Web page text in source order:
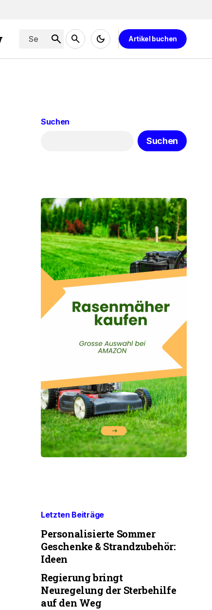
Artikel buchen
Suchen
Suchen
Letzten Beiträge
Personalisierte Sommer
Geschenke & Strandzubehör:
Ideen
Regierung bringt
Neuregelung der Sterbehilfe
auf den Weg